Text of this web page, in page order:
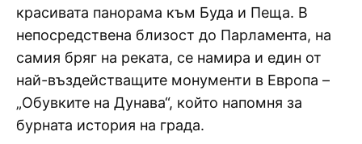
красивата панорама към Буда и Пеща. В
непосредствена близост до Парламента, на
самия бряг на реката, се намира и един от
най-въздействащите монументи в Европа –
„Обувките на Дунава“, който напомня за
бурната история на града.